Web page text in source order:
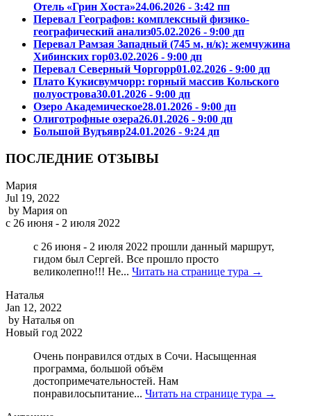
Отель «Грин Хоста»24.06.2026 - 3:42 пп
Перевал Географов: комплексный физико-
географический анализ05.02.2026 - 9:00 дп
Перевал Рамзая Западный (745 м, н/к): жемчужина
Хибинских гор03.02.2026 - 9:00 дп
Перевал Северный Чоргорр01.02.2026 - 9:00 дп
Плато Кукисвумчорр: горный массив Кольского
полуострова30.01.2026 - 9:00 дп
Озеро Академическое28.01.2026 - 9:00 дп
Олиготрофные озера26.01.2026 - 9:00 дп
Большой Вудъявр24.01.2026 - 9:24 дп
ПОСЛЕДНИЕ ОТЗЫВЫ
Мария
Jul 19, 2022
by Мария on
с 26 июня - 2 июля 2022
с 26 июня - 2 июля 2022 прошли данный маршрут,
гидом был Сергей. Все прошло просто
великолепно!!! Не... Читать на странице тура →
Наталья
Jan 12, 2022
by Наталья on
Новый год 2022
Очень понравился отдых в Сочи. Насыщенная
программа, большой объём
достопримечательностей. Нам
понравилосьпитание... Читать на странице тура →